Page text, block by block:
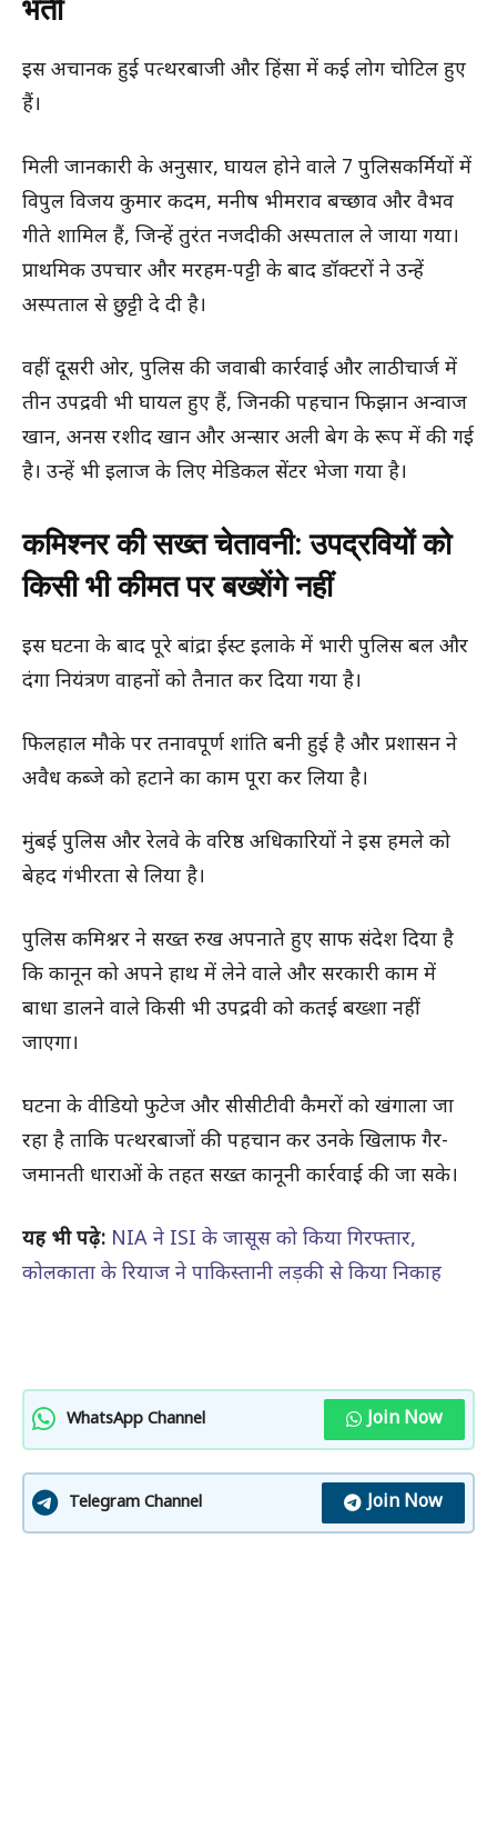
भर्ती
इस अचानक हुई पत्थरबाजी और हिंसा में कई लोग चोटिल हुए
हैं।
मिली जानकारी के अनुसार, घायल होने वाले 7 पुलिसकर्मियों में
विपुल विजय कुमार कदम, मनीष भीमराव बच्छाव और वैभव
गीते शामिल हैं, जिन्हें तुरंत नजदीकी अस्पताल ले जाया गया।
प्राथमिक उपचार और मरहम-पट्टी के बाद डॉक्टरों ने उन्हें
अस्पताल से छुट्टी दे दी है।
वहीं दूसरी ओर, पुलिस की जवाबी कार्रवाई और लाठीचार्ज में
तीन उपद्रवी भी घायल हुए हैं, जिनकी पहचान फिझान अन्वाज
खान, अनस रशीद खान और अन्सार अली बेग के रूप में की गई
है। उन्हें भी इलाज के लिए मेडिकल सेंटर भेजा गया है।
कमिश्नर की सख्त चेतावनी: उपद्रवियों को
किसी भी कीमत पर बख्शेंगे नहीं
इस घटना के बाद पूरे बांद्रा ईस्ट इलाके में भारी पुलिस बल और
दंगा नियंत्रण वाहनों को तैनात कर दिया गया है।
फिलहाल मौके पर तनावपूर्ण शांति बनी हुई है और प्रशासन ने
अवैध कब्जे को हटाने का काम पूरा कर लिया है।
मुंबई पुलिस और रेलवे के वरिष्ठ अधिकारियों ने इस हमले को
बेहद गंभीरता से लिया है।
पुलिस कमिश्नर ने सख्त रुख अपनाते हुए साफ संदेश दिया है
कि कानून को अपने हाथ में लेने वाले और सरकारी काम में
बाधा डालने वाले किसी भी उपद्रवी को कतई बख्शा नहीं
जाएगा।
घटना के वीडियो फुटेज और सीसीटीवी कैमरों को खंगाला जा
रहा है ताकि पत्थरबाजों की पहचान कर उनके खिलाफ गैर-
जमानती धाराओं के तहत सख्त कानूनी कार्रवाई की जा सके।
यह भी पढ़े: NIA ने ISI के जासूस को किया गिरफ्तार,
कोलकाता के रियाज ने पाकिस्तानी लड़की से किया निकाह
WhatsApp Channel Join Now
Telegram Channel Join Now